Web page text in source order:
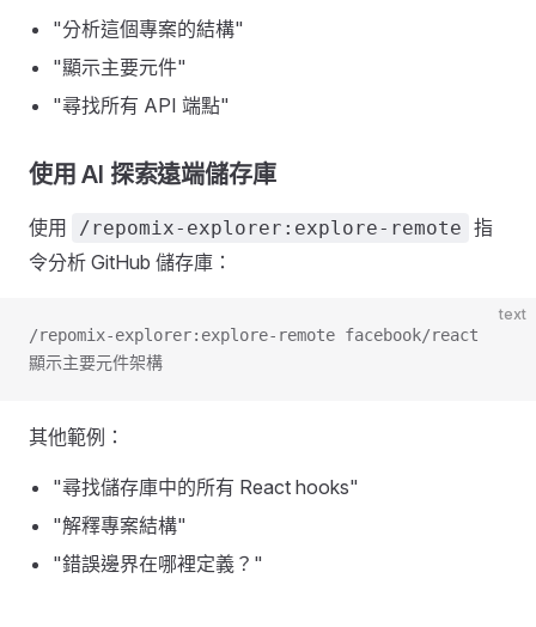
"分析這個專案的結構"
"顯示主要元件"
"尋找所有 API 端點"
使用 AI 探索遠端儲存庫
使用 /repomix-explorer:explore-remote 指
令分析 GitHub 儲存庫：
text
/repomix-explorer:explore-remote facebook/react
顯示主要元件架構
其他範例：
"尋找儲存庫中的所有 React hooks"
"解釋專案結構"
"錯誤邊界在哪裡定義？"